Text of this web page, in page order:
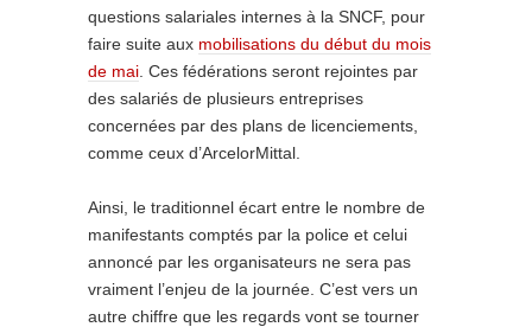
questions salariales internes à la SNCF, pour
faire suite aux mobilisations du début du mois
de mai . Ces fédérations seront rejointes par
des salariés de plusieurs entreprises
concernées par des plans de licenciements,
comme ceux d’ArcelorMittal.
Ainsi, le traditionnel écart entre le nombre de
manifestants comptés par la police et celui
annoncé par les organisateurs ne sera pas
vraiment l’enjeu de la journée. C’est vers un
autre chiffre que les regards vont se tourner